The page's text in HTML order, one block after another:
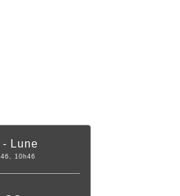
Lune